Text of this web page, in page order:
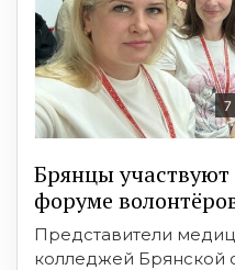
7
Брянцы
форуме
Представители
колледжей Брянской